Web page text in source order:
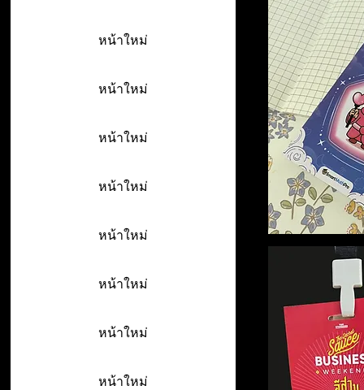
หน้าใหม่
หน้าใหม่
หน้าใหม่
หน้าใหม่
หน้าใหม่
หน้าใหม่
หน้าใหม่
หน้าใหม่